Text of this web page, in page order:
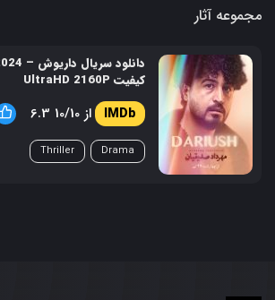
مجموعه آثار
کیفیت UltraHD 2160P
6.3 از 10/10
Drama
Thriller